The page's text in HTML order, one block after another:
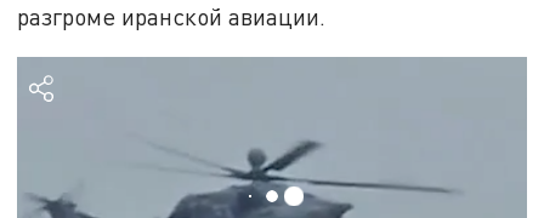
разгроме иранской авиации.